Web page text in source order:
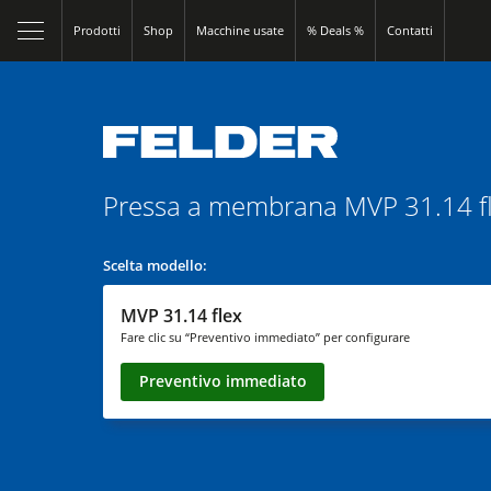
Prodotti Shop Macchine usate % Deals % Contatti
Pressa a membrana MVP 31.14
Scelta modello:
MVP 31.14 flex
Fare clic su “Preventivo immediato” per configurare
Preventivo immediato